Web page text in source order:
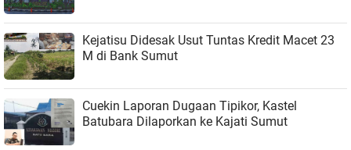
Kejatisu Didesak Usut Tuntas Kredit Macet 23
M di Bank Sumut
Cuekin Laporan Dugaan Tipikor, Kastel
Batubara Dilaporkan ke Kajati Sumut